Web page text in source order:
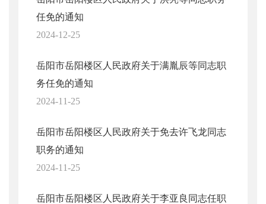
任免的通知
2024-12-25
岳阳市岳阳楼区人民政府关于满胤辰等同志职
务任免的通知
2024-11-25
岳阳市岳阳楼区人民政府关于免去许飞龙同志
职务的通知
2024-11-25
岳阳市岳阳楼区人民政府关于李亚良同志任职